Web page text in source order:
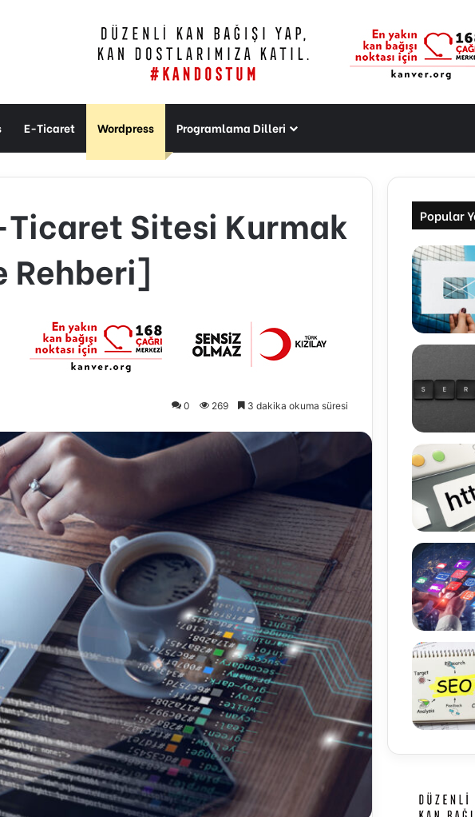
E-Ticaret Wordpress Programlama Dilleri
Sitesi Kurmak
Rehberi]
0 269 3 dakika okuma süresi
Popular